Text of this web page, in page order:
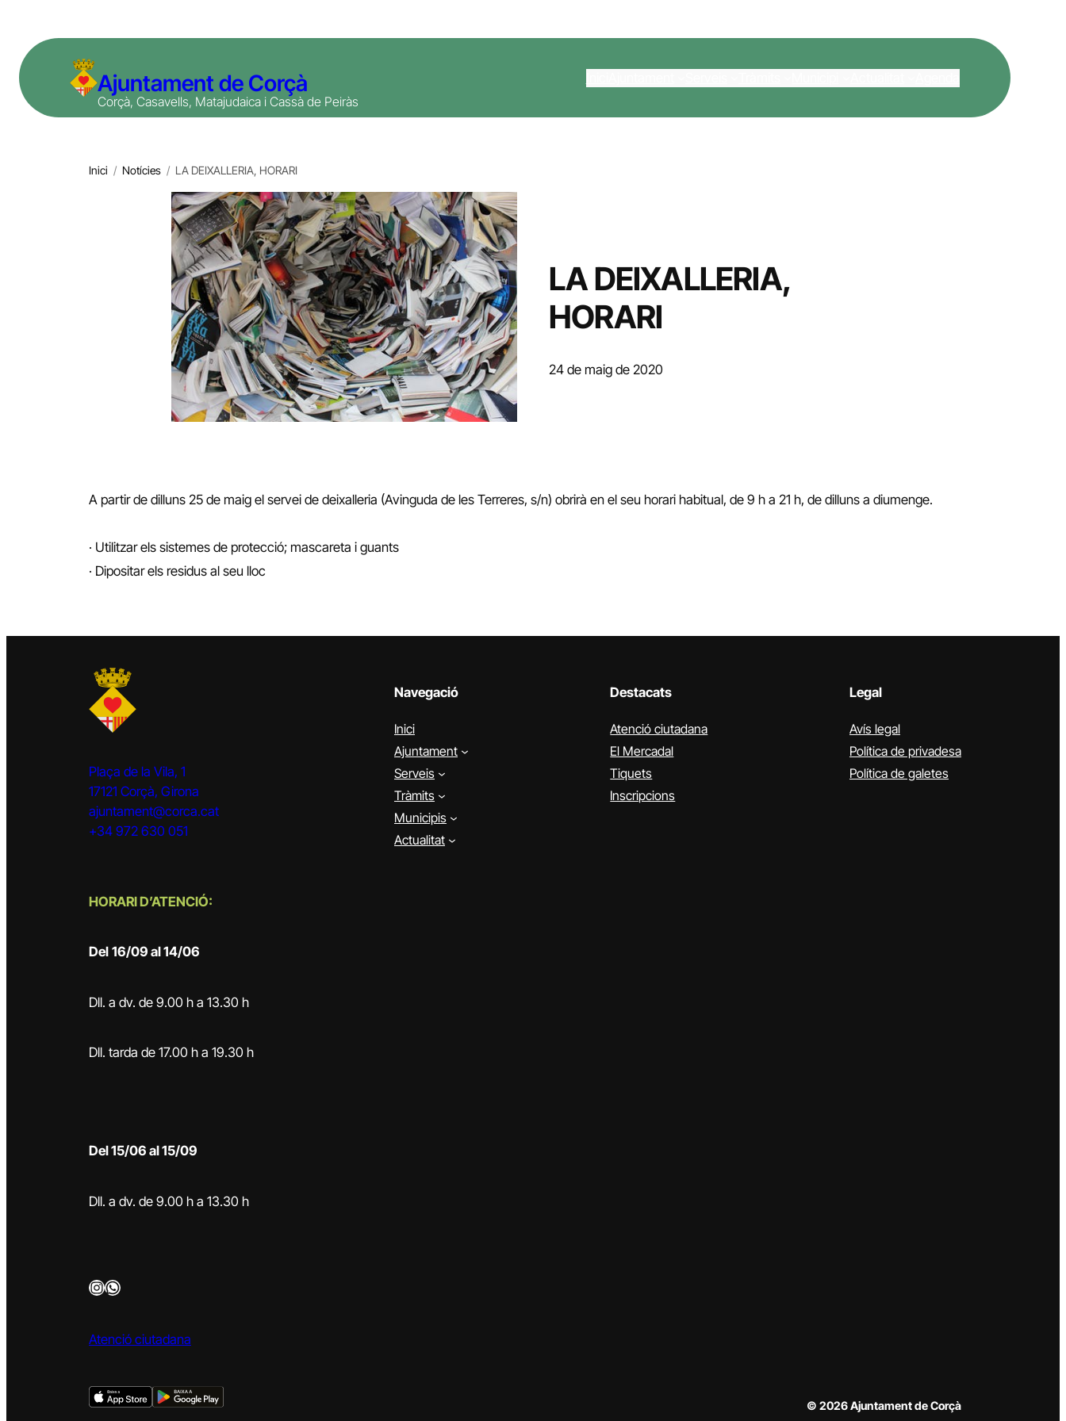
contingut
Ajuntament de Corçà
Corçà, Casavells, Matajudaica i Cassà de Peiràs
Inici / Notícies / LA DEIXALLERIA, HORARI
LA DEIXALLERIA,
HORARI
24 de maig de 2020
A partir de dilluns 25 de maig el servei de deixalleria (Avinguda de les Terreres, s/n) obrirà en el seu horari habitual, de 9 h a 21 h, de dilluns a diumenge.
· Utilitzar els sistemes de protecció; mascareta i guants
· Dipositar els residus al seu lloc
Plaça de la Vila, 1
17121 Corçà, Girona
ajuntament@corca.cat
+34 972 630 051
HORARI D’ATENCIÓ:
Del 16/09 al 14/06
Dll. a dv. de 9.00 h a 13.30 h
Dll. tarda de 17.00 h a 19.30 h
Del 15/06 al 15/09
Dll. a dv. de 9.00 h a 13.30 h
InstagramWhatsApp
Atenció ciutadana
Navegació
Inici
Ajuntament
Serveis
Tràmits
Municipis
Actualitat
Destacats
Atenció ciutadana
El Mercadal
Tiquets
Inscripcions
Legal
Avís legal
Política de privadesa
Política de galetes
© 2026 Ajuntament de Corçà